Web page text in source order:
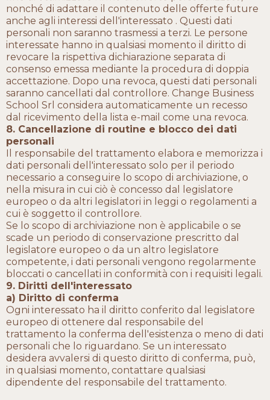
nonché di adattare il contenuto delle offerte future
anche agli interessi dell'interessato . Questi dati
personali non saranno trasmessi a terzi. Le persone
interessate hanno in qualsiasi momento il diritto di
revocare la rispettiva dichiarazione separata di
consenso emessa mediante la procedura di doppia
accettazione. Dopo una revoca, questi dati personali
saranno cancellati dal controllore. Change Business
School Srl considera automaticamente un recesso
dal ricevimento della lista e-mail come una revoca.
8. Cancellazione di routine e blocco dei dati
personali
Il responsabile del trattamento elabora e memorizza i
dati personali dell'interessato solo per il periodo
necessario a conseguire lo scopo di archiviazione, o
nella misura in cui ciò è concesso dal legislatore
europeo o da altri legislatori in leggi o regolamenti a
cui è soggetto il controllore.
Se lo scopo di archiviazione non è applicabile o se
scade un periodo di conservazione prescritto dal
legislatore europeo o da un altro legislatore
competente, i dati personali vengono regolarmente
bloccati o cancellati in conformità con i requisiti legali.
9. Diritti dell'interessato
a) Diritto di conferma
Ogni interessato ha il diritto conferito dal legislatore
europeo di ottenere dal responsabile del
trattamento la conferma dell'esistenza o meno di dati
personali che lo riguardano. Se un interessato
desidera avvalersi di questo diritto di conferma, può,
in qualsiasi momento, contattare qualsiasi
dipendente del responsabile del trattamento.